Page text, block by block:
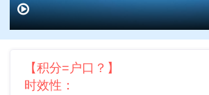
【积分=户口？】
时效性：